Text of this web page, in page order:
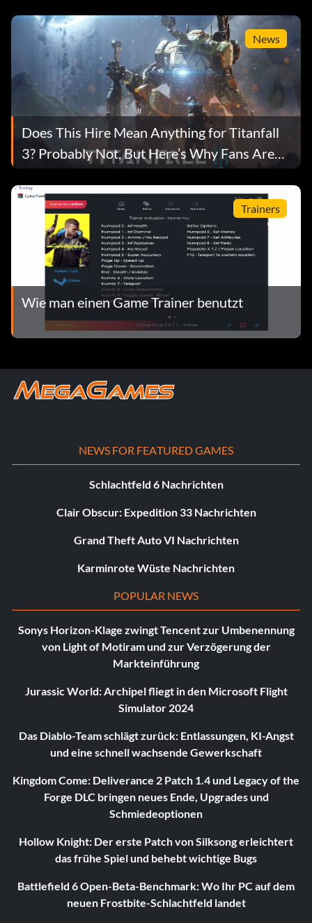
News
Does This Hire Mean Anything for Titanfall
3? Probably Not, But Here’s Why Fans Are
Hopeful
Trainers
Wie man einen Game Trainer benutzt
NEWS FOR FEATURED GAMES
Schlachtfeld 6 Nachrichten
Clair Obscur: Expedition 33 Nachrichten
Grand Theft Auto VI Nachrichten
Karminrote Wüste Nachrichten
POPULAR NEWS
Sonys Horizon-Klage zwingt Tencent zur Umbenennung
von Light of Motiram und zur Verzögerung der
Markteinführung
Jurassic World: Archipel fliegt in den Microsoft Flight
Simulator 2024
Das Diablo-Team schlägt zurück: Entlassungen, KI-Angst
und eine schnell wachsende Gewerkschaft
Kingdom Come: Deliverance 2 Patch 1.4 und Legacy of the
Forge DLC bringen neues Ende, Upgrades und
Schmiedeoptionen
Hollow Knight: Der erste Patch von Silksong erleichtert
das frühe Spiel und behebt wichtige Bugs
Battlefield 6 Open-Beta-Benchmark: Wo Ihr PC auf dem
neuen Frostbite-Schlachtfeld landet